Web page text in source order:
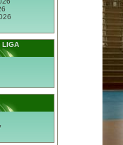
LIGA